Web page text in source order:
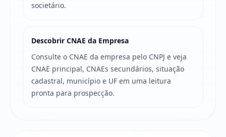
societário.
Descobrir CNAE da Empresa
Consulte o CNAE da empresa pelo CNPJ e veja
CNAE principal, CNAEs secundários, situação
cadastral, município e UF em uma leitura
pronta para prospecção.